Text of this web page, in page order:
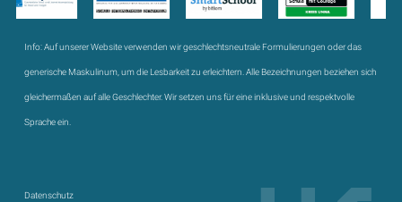
Info:Auf unserer Website verwenden wir geschlechtsneutrale Formulierungen oder das
generische Maskulinum, um die Lesbarkeit zu erleichtern. Alle Bezeichnungen beziehen sich
gleichermaßen auf alle Geschlechter. Wir setzen uns für eine inklusive und respektvolle
Sprache ein.
Datenschutz